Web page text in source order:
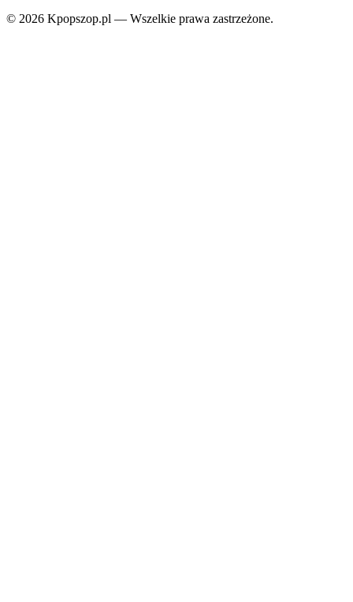
© 2026 Kpopszop.pl — Wszelkie prawa zastrzeżone.